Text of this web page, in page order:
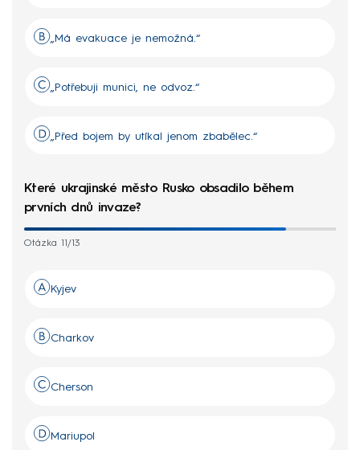
„Má evakuace je nemožná.“
„Potřebuji munici, ne odvoz.“
„Před bojem by utíkal jenom zbabělec.“
Které ukrajinské město Rusko obsadilo během
prvních dnů invaze?
Otázka 11/13
Kyjev
Charkov
Cherson
Mariupol